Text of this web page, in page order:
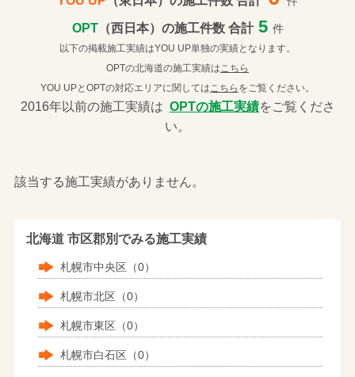
OPT（西日本）の施工件数 合計 5 件
以下の掲載施工実績はYOU UP単独の実績となります。
OPTの北海道の施工実績はこちら
YOU UPとOPTの対応エリアに関してはこちら をご覧ください。
2016年以前の施工実績は OPTの施工実績をご覧くださ
い。
該当する施工実績がありません。
北海道 市区郡別でみる施工実績
札幌市中央区（0）
札幌市北区（0）
札幌市東区（0）
札幌市白石区（0）